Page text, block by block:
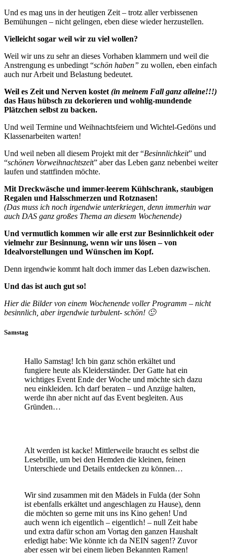
Und es mag uns in der heutigen Zeit – trotz aller verbissenen
Bemühungen – nicht gelingen, eben diese wieder herzustellen.
Vielleicht sogar weil wir zu viel wollen?
Weil wir uns zu sehr an dieses Vorhaben klammern und weil die
Anstrengung es unbedingt “schön haben” zu wollen, eben einfach
auch nur Arbeit und Belastung bedeutet.
Weil es Zeit und Nerven kostet (in meinem Fall ganz alleine!!!)
das Haus hübsch zu dekorieren und wohlig-mundende
Plätzchen selbst zu backen.
Und weil Termine und Weihnachtsfeiern und Wichtel-Gedöns und
Klassenarbeiten warten!
Und weil neben all diesem Projekt mit der “Besinnlichkeit” und
“schönen Vorweihnachtszeit” aber das Leben ganz nebenbei weiter
laufen und stattfinden möchte.
Mit Dreckwäsche und immer-leerem Kühlschrank, staubigen
Regalen und Halsschmerzen und Rotznasen!
(Das muss ich noch irgendwie unterkriegen, denn immerhin war
auch DAS ganz großes Thema an diesem Wochenende)
Und vermutlich kommen wir alle erst zur Besinnlichkeit oder
vielmehr zur Besinnung, wenn wir uns lösen – von
Idealvorstellungen und Wünschen im Kopf.
Denn irgendwie kommt halt doch immer das Leben dazwischen.
Und das ist auch gut so!
Hier die Bilder von einem Wochenende voller Programm – nicht
besinnlich, aber irgendwie turbulent- schön! 🙂
Samstag
Hallo Samstag! Ich bin ganz schön erkältet und
fungiere heute als Kleiderständer. Der Gatte hat ein
wichtiges Event Ende der Woche und möchte sich dazu
neu einkleiden. Ich darf beraten – und Anzüge halten,
werde ihn aber nicht auf das Event begleiten. Aus
Gründen…
Alt werden ist kacke! Mittlerweile braucht es selbst die
Lesebrille, um bei den Hemden die kleinen, feinen
Unterschiede und Details entdecken zu können…
Wir sind zusammen mit den Mädels in Fulda (der Sohn
ist ebenfalls erkältet und angeschlagen zu Hause), denn
die möchten so gerne mit uns ins Kino gehen! Und
auch wenn ich eigentlich – eigentlich! – null Zeit habe
und extra dafür schon am Vortag den ganzen Haushalt
erledigt habe: Wie könnte ich da NEIN sagen!? Zuvor
aber essen wir bei einem lieben Bekannten Ramen!